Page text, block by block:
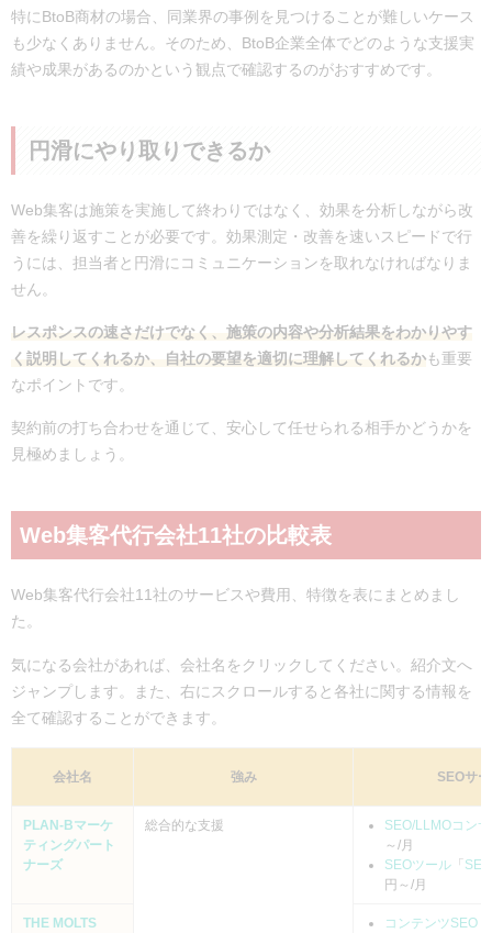
特にBtoB商材の場合、同業界の事例を見つけることが難しいケース
も少なくありません。そのため、BtoB企業全体でどのような支援実
績や成果があるのかという観点で確認するのがおすすめです。
円滑にやり取りできるか
Web集客は施策を実施して終わりではなく、効果を分析しながら改
善を繰り返すことが必要です。効果測定・改善を速いスピードで行
うには、担当者と円滑にコミュニケーションを取れなければなりま
せん。
レスポンスの速さだけでなく、施策の内容や分析結果をわかりやす
く説明してくれるか、自社の要望を適切に理解してくれるかも重要
なポイントです。
契約前の打ち合わせを通じて、安心して任せられる相手かどうかを
見極めましょう。
Web集客代行会社11社の比較表
Web集客代行会社11社のサービスや費用、特徴を表にまとめまし
た。
気になる会社があれば、会社名をクリックしてください。紹介文へ
ジャンプします。また、右にスクロールすると各社に関する情報を
全て確認することができます。
会社名 強み SEOサ
PLAN-Bマーケ
ティングパート
ナーズ
総合的な支援
SEO/LLMOコン
～/月
SEOツール 「
円～/月
THE MOLTS コンテンツSEO